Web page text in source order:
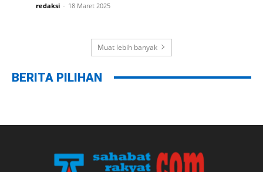
redaksi - 18 Maret 2025
Muat lebih banyak
BERITA PILIHAN